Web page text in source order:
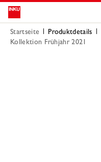
Startseite Produktdetails
Kollektion Frühjahr 2021